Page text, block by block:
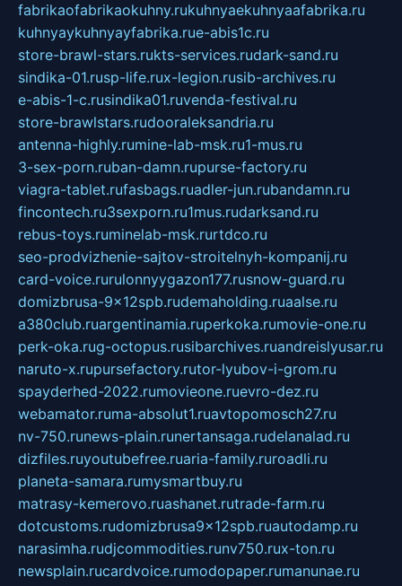
fabrikaofabrikaokuhny.rukuhnyaekuhnyaafabrika.ru
kuhnyaykuhnyayfabrika.rue-abis1c.ru
store-brawl-stars.rukts-services.rudark-sand.ru
sindika-01.rusp-life.rux-legion.rusib-archives.ru
e-abis-1-c.rusindika01.ruvenda-festival.ru
store-brawlstars.rudooraleksandria.ru
antenna-highly.rumine-lab-msk.ru1-mus.ru
3-sex-porn.ruban-damn.rupurse-factory.ru
viagra-tablet.rufasbags.ruadler-jun.rubandamn.ru
fincontech.ru3sexporn.ru1mus.rudarksand.ru
rebus-toys.ruminelab-msk.rurtdco.ru
seo-prodvizhenie-sajtov-stroitelnyh-kompanij.ru
card-voice.rurulonnyygazon177.rusnow-guard.ru
domizbrusa-9x12spb.rudemaholding.ruaalse.ru
a380club.ruargentinamia.ruperkoka.rumovie-one.ru
perk-oka.rug-octopus.rusibarchives.ruandreislyusar.ru
naruto-x.rupursefactory.rutor-lyubov-i-grom.ru
spayderhed-2022.rumovieone.ruevro-dez.ru
webamator.ruma-absolut1.ruavtopomosch27.ru
nv-750.runews-plain.runertansaga.rudelanalad.ru
dizfiles.ruyoutubefree.ruaria-family.ruroadli.ru
planeta-samara.rumysmartbuy.ru
matrasy-kemerovo.ruashanet.rutrade-farm.ru
dotcustoms.rudomizbrusa9x12spb.ruautodamp.ru
narasimha.rudjcommodities.runv750.rux-ton.ru
newsplain.rucardvoice.rumodopaper.rumanunae.ru